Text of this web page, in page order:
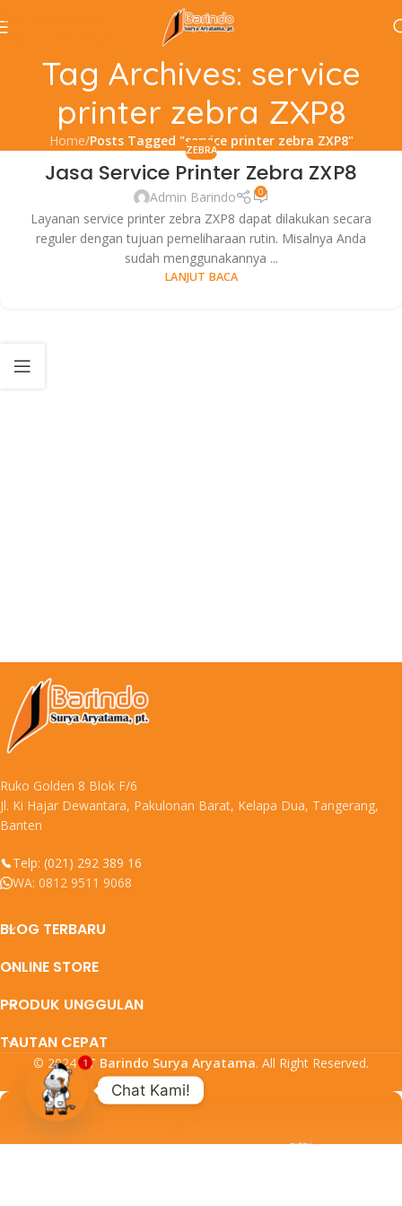
Skip to navigation
Skip to main content
Tag Archives: service
printer zebra ZXP8
Home/Posts Tagged "service printer zebra ZXP8"
ZEBRA
Jasa Service Printer Zebra ZXP8
Admin Barindo 0
Layanan service printer zebra ZXP8 dapat dilakukan secara
reguler dengan tujuan pemeliharaan rutin. Misalnya Anda
sudah menggunakannya ...
LANJUT BACA
Ruko Golden 8 Blok F/6
Jl. Ki Hajar Dewantara, Pakulonan Barat, Kelapa Dua, Tangerang,
Banten
Telp: (021) 292 389 16
WA: 0812 9511 9068
BLOG TERBARU
ONLINE STORE
PRODUK UNGGULAN
TAUTAN CEPAT
© 2024PT Barindo Surya Aryatama. All Right Reserved.
Chat Kami!
1